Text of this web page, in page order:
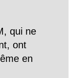
qui ne
ont
en